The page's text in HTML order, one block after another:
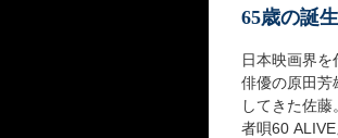
65歳の誕
日本映画界
俳優の原田芳
してきた佐
者唄60